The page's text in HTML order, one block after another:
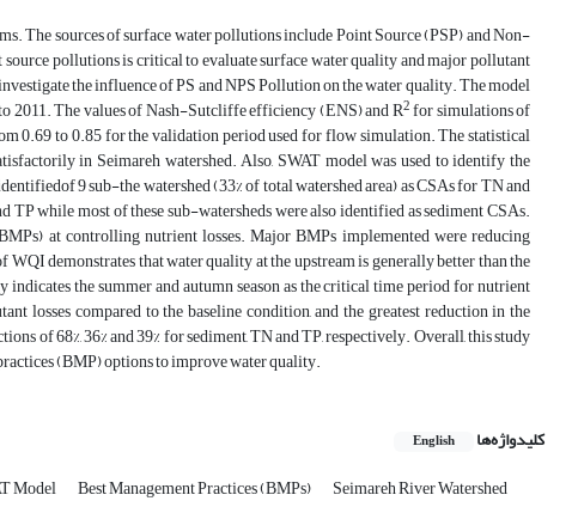
The sources of surface water pollutions include Point Source (PSP) and Non-
pollutions is critical to evaluate surface water quality and major pollutant
the influence of PS and NPS Pollution on the water quality. The model
2011. The values of Nash-Sutcliffe efficiency (ENS) and R2for simulations of
0.69 to 0.85 for the validation period used for flow simulation. The statistical
in Seimareh watershed. Also, SWAT model was used to identify the
9 sub-the watershed (33% of total watershed area) as CSAs for TN and
TP while most of these sub-watersheds were also identified as sediment CSAs.
at controlling nutrient losses. Major BMPs implemented were reducing
demonstrates that water quality at the upstream is generally better than the
the summer and autumn season as the critical time period for nutrient
losses compared to the baseline condition, and the greatest reduction in the
of 68%, 36% and 39% for sediment, TN and TP, respectively. Overall, this study
(BMP) options to improve water quality.
کلیدواژه‌ها English
Model Best Management Practices (BMPs) Seimareh River Watershed